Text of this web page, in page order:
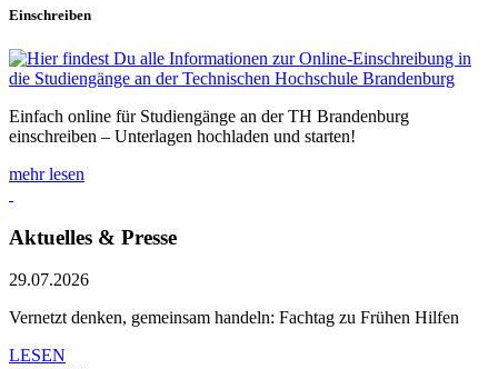
Einschreiben
Einfach online für Studiengänge an der TH Brandenburg
einschreiben – Unterlagen hochladen und starten!
mehr lesen
Aktuelles & Presse
29.07.2026
Vernetzt denken, gemeinsam handeln: Fachtag zu Frühen Hilfen
LESEN